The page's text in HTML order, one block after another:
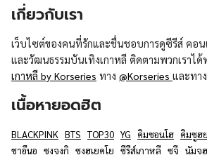
เกี่ยวกับเรา
เว็บไซต์ของคนที่รักและชื่นชอบการดูซีรีส์ คอ
และวัฒนธรรมบันเทิงเกาหลี ติดตามพวกเราได้
เกาหลี by Korseries ทาง @Korseries และทาง
เนื้อหายอดฮิต
BLACKPINK BTS TOP30 YG คิมซอนโฮ คิมซูฮ
ชาอึนอู ซงจุงกิ ซงฮเยคโย ซีรีส์เกาหลี ซูจี นัมจู